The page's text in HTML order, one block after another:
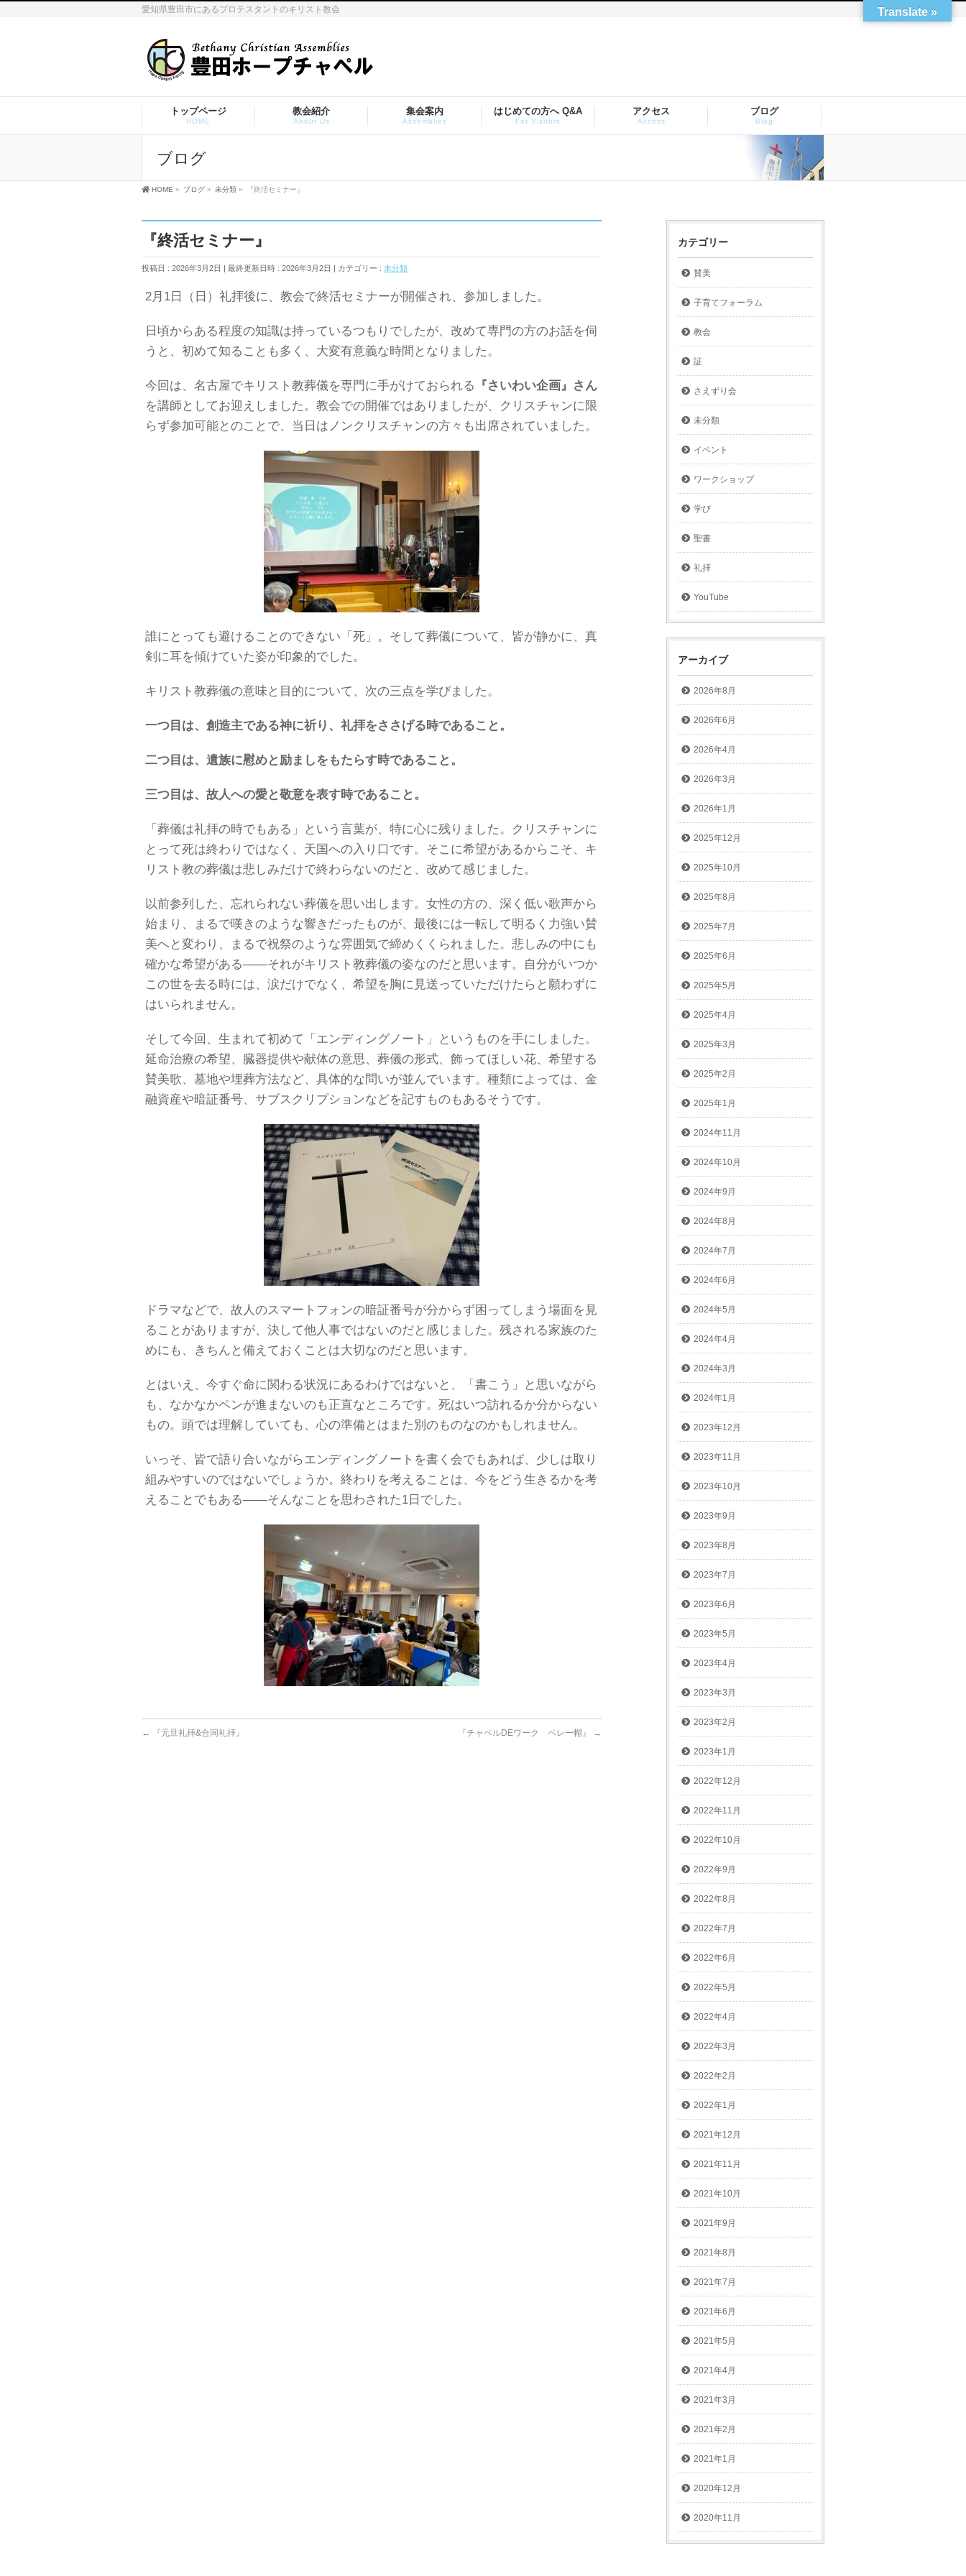
愛知県豊田市にあるプロテスタントのキリスト教会
トップページ
HOME
教会紹介
About Us
集会案内
Assemblies
はじめての方へ Q&A
For Visitors
アクセス
Access
ブログ
Blog
ブログ
HOME » ブログ » 未分類 » 『終活セミナー』
『終活セミナー』
投稿日 : 2026年3月2日 最終更新日時 : 2026年3月2日 カテゴリー : 未分類
2月1日（日）礼拝後に、教会で終活セミナーが開催され、参加しました。
日頃からある程度の知識は持っているつもりでしたが、改めて専門の方のお話を伺
うと、初めて知ることも多く、大変有意義な時間となりました。
今回は、名古屋でキリスト教葬儀を専門に手がけておられる
『さいわい企画』さん
を講師としてお迎えしました。教会での開催ではありましたが、クリスチャンに限
らず参加可能とのことで、当日はノンクリスチャンの方々も出席されていました。
誰にとっても避けることのできない「死」。そして葬儀について、皆が静かに、真
剣に耳を傾けていた姿が印象的でした。
キリスト教葬儀の意味と目的について、次の三点を学びました。
一つ目は、創造主である神に祈り、礼拝をささげる時であること。
二つ目は、遺族に慰めと励ましをもたらす時であること。
三つ目は、故人への愛と敬意を表す時であること。
「葬儀は礼拝の時でもある」という言葉が、特に心に残りました。クリスチャンに
とって死は終わりではなく、天国への入り口です。そこに希望があるからこそ、キ
リスト教の葬儀は悲しみだけで終わらないのだと、改めて感じました。
以前参列した、忘れられない葬儀を思い出します。女性の方の、深く低い歌声から
始まり、まるで嘆きのような響きだったものが、最後には一転して明るく力強い賛
美へと変わり、まるで祝祭のような雰囲気で締めくくられました。悲しみの中にも
確かな希望がある――それがキリスト教葬儀の姿なのだと思います。自分がいつか
この世を去る時には、涙だけでなく、希望を胸に見送っていただけたらと願わずに
はいられません。
そして今回、生まれて初めて「エンディングノート」というものを手にしました。
延命治療の希望、臓器提供や献体の意思、葬儀の形式、飾ってほしい花、希望する
賛美歌、墓地や埋葬方法など、具体的な問いが並んでいます。種類によっては、金
融資産や暗証番号、サブスクリプションなどを記すものもあるそうです。
ドラマなどで、故人のスマートフォンの暗証番号が分からず困ってしまう場面を見
ることがありますが、決して他人事ではないのだと感じました。残される家族のた
めにも、きちんと備えておくことは大切なのだと思います。
とはいえ、今すぐ命に関わる状況にあるわけではないと、「書こう」と思いながら
も、なかなかペンが進まないのも正直なところです。死はいつ訪れるか分からない
もの。頭では理解していても、心の準備とはまた別のものなのかもしれません。
いっそ、皆で語り合いながらエンディングノートを書く会でもあれば、少しは取り
組みやすいのではないでしょうか。終わりを考えることは、今をどう生きるかを考
えることでもある――そんなことを思わされた1日でした。
← 『元旦礼拝&合同礼拝』 『チャペルDEワーク ベレー帽』 →
カテゴリー
賛美
子育てフォーラム
教会
証
さえずり会
未分類
イベント
ワークショップ
学び
聖書
礼拝
YouTube
アーカイブ
2026年8月
2026年6月
2026年4月
2026年3月
2026年1月
2025年12月
2025年10月
2025年8月
2025年7月
2025年6月
2025年5月
2025年4月
2025年3月
2025年2月
2025年1月
2024年11月
2024年10月
2024年9月
2024年8月
2024年7月
2024年6月
2024年5月
2024年4月
2024年3月
2024年1月
2023年12月
2023年11月
2023年10月
2023年9月
2023年8月
2023年7月
2023年6月
2023年5月
2023年4月
2023年3月
2023年2月
2023年1月
2022年12月
2022年11月
2022年10月
2022年9月
2022年8月
2022年7月
2022年6月
2022年5月
2022年4月
2022年3月
2022年2月
2022年1月
2021年12月
2021年11月
2021年10月
2021年9月
2021年8月
2021年7月
2021年6月
2021年5月
2021年4月
2021年3月
2021年2月
2021年1月
2020年12月
2020年11月
Translate »